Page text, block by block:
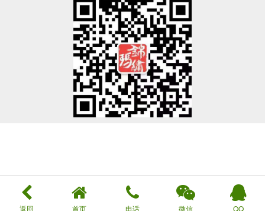
返回 首页 电话 微信 QQ